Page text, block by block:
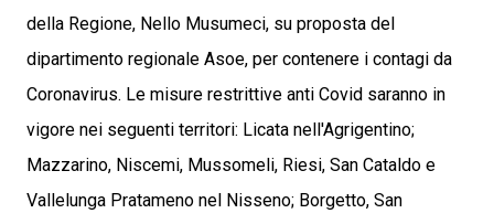
della Regione, Nello Musumeci, su proposta del
dipartimento regionale Asoe, per contenere i contagi da
Coronavirus. Le misure restrittive anti Covid saranno in
vigore nei seguenti territori: Licata nell'Agrigentino;
Mazzarino, Niscemi, Mussomeli, Riesi, San Cataldo e
Vallelunga Pratameno nel Nisseno; Borgetto, San